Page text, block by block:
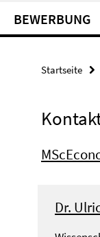
BEWERBUNG
Startseite
Dr.